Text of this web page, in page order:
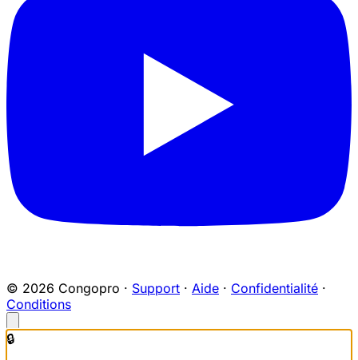
© 2026 Congopro · Support · Aide · Confidentialité ·
Conditions
🔒